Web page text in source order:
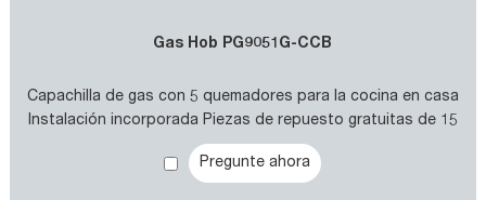
Gas Hob PG9051G-CCB
Capachilla de gas con 5 quemadores para la cocina en casa
Instalación incorporada Piezas de repuesto gratuitas de 15
kg 15 kg Gas ahorro
Pregunte ahora